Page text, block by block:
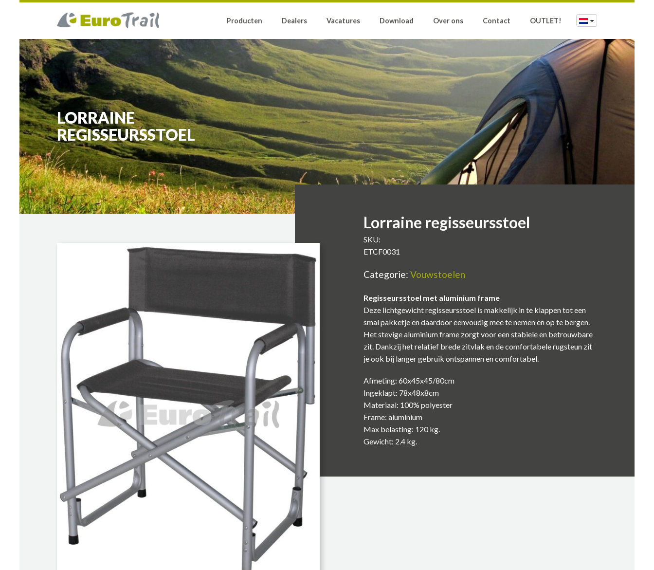
Producten Dealers Vacatures Download Over ons Contact OUTLET!
LORRAINE
REGISSEURSSTOEL
Lorraine regisseursstoel
SKU:
ETCF0031
Categorie: Vouwstoelen
Regisseursstoel met aluminium frame
Deze lichtgewicht regisseursstoel is makkelijk in te klappen tot een
smal pakketje en daardoor eenvoudig mee te nemen en op te bergen.
Het stevige aluminium frame zorgt voor een stabiele en betrouwbare
zit. Dankzij het relatief brede zitvlak en de comfortabele rugsteun zit
je ook bij langer gebruik ontspannen en comfortabel.
Afmeting: 60x45x45/80cm
Ingeklapt: 78x48x8cm
Materiaal: 100% polyester
Frame: aluminium
Max belasting: 120 kg.
Gewicht: 2.4 kg.